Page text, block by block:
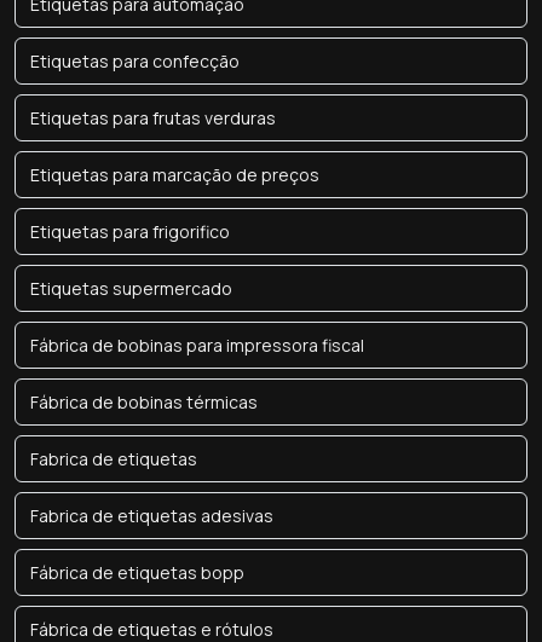
Etiquetas para confecção
Etiquetas para frutas verduras
Etiquetas para marcação de preços
Etiquetas para frigorifico
Etiquetas supermercado
Fábrica de bobinas para impressora fiscal
Fábrica de bobinas térmicas
Fabrica de etiquetas
Fabrica de etiquetas adesivas
Fábrica de etiquetas bopp
Fábrica de etiquetas e rótulos